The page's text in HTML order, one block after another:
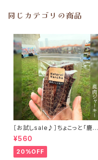
同じカテゴリの商品
［お試しsale♪］ちょこっと「鹿肉
ジャーキー」ジビエ鹿 おやつ
¥560
20%OFF